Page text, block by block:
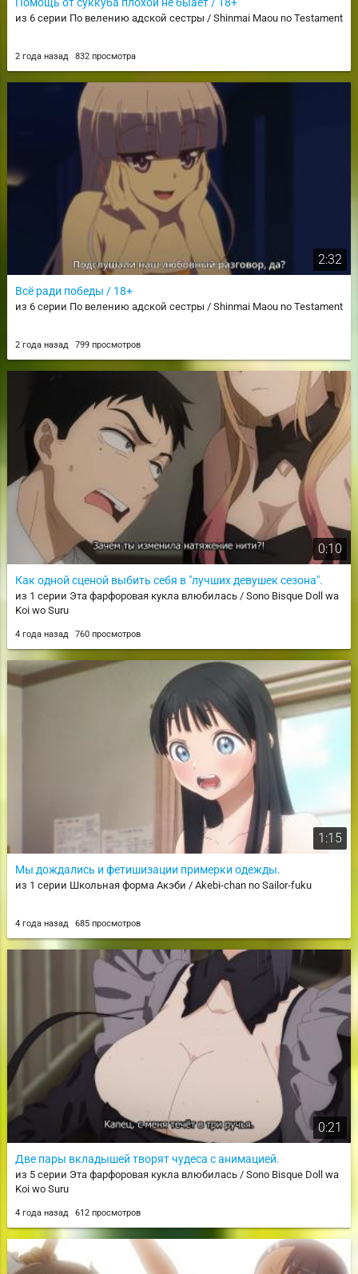
из 6 серии По велению адской сестры / Shinmai Maou no Testament
2 года назад 832 просмотра
2:32
Всё ради победы / 18+
из 6 серии По велению адской сестры / Shinmai Maou no Testament
2 года назад 799 просмотров
0:10
Как одной сценой выбить себя в "лучших девушек сезона".
из 1 серии Эта фарфоровая кукла влюбилась / Sono Bisque Doll wa
Koi wo Suru
4 года назад 760 просмотров
1:15
Мы дождались и фетишизации примерки одежды.
из 1 серии Школьная форма Акэби / Akebi-chan no Sailor-fuku
4 года назад 685 просмотров
0:21
Две пары вкладышей творят чудеса с анимацией.
из 5 серии Эта фарфоровая кукла влюбилась / Sono Bisque Doll wa
Koi wo Suru
4 года назад 612 просмотров